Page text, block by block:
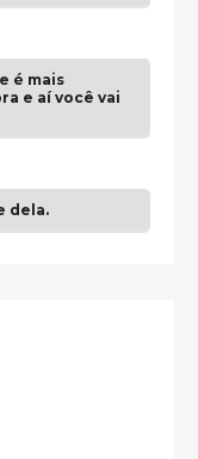
é mais
e aí você vai
dela.